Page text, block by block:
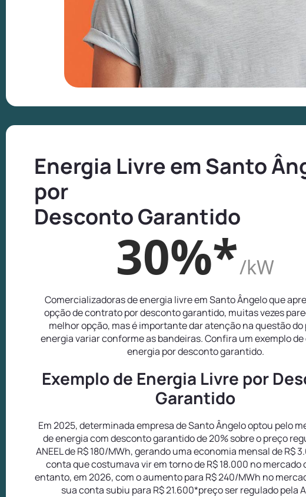
Energia Livre em Santo
por
Desconto Garantido
30%*/kW
Comercializadoras de energia livre em Santo Ângelo que
opção de contrato por desconto garantido, muitas vezes
melhor opção, mas é importante dar atenção na questão do
energia variar conforme as bandeiras. Confira um exemplo de
energia por desconto garantido.
Exemplo de Energia Livre por
Garantido
Em 2025, determinada empresa de Santo Ângelo optou pelo
de energia com desconto garantido de 20% sobre o preço
ANEEL de R$ 180/MWh, gerando uma economia mensal de R$
conta que costumava vir em torno de R$ 18.000 no mercado
entanto, em 2026, com o aumento para R$ 240/MWh no
sua conta subiu para R$ 21.600*preço ser regulado pela